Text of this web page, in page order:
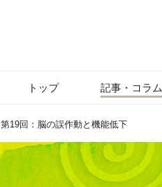
トップ 記事・コラム
第19回：脳の誤作動と機能低下